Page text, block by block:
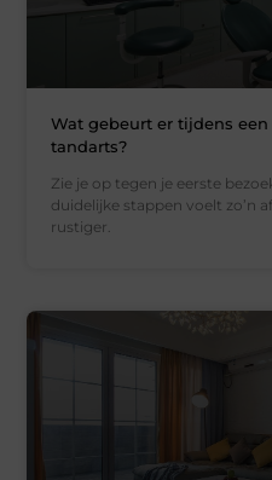
Wat gebeurt er tijdens
tandarts?
Zie je op tegen je eerste
duidelijke stappen voelt zo’n
rustiger.